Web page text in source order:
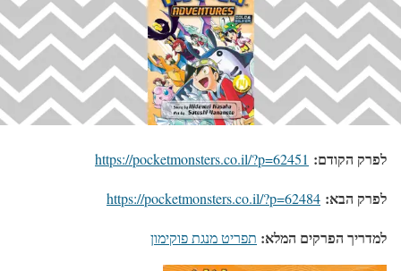
לפרק הקודם: https://pocketmonsters.co.il/?p=62451
לפרק הבא: https://pocketmonsters.co.il/?p=62484
למדריך הפרקים המלא: תפריט מנגת פוקימון